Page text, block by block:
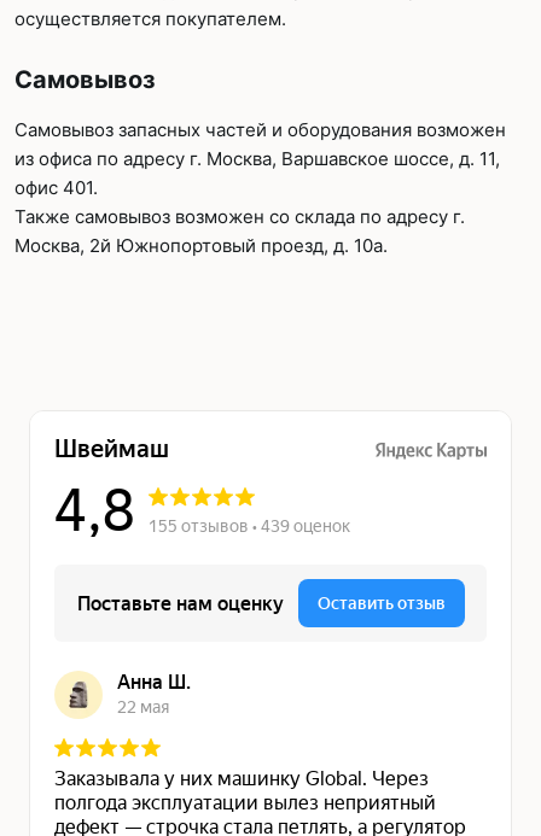
осуществляется покупателем.
Самовывоз
Самовывоз запасных частей и оборудования возможен
из офиса по адресу г. Москва, Варшавское шоссе, д. 11,
офис 401.
Также самовывоз возможен со склада по адресу г.
Москва, 2й Южнопортовый проезд, д. 10а.